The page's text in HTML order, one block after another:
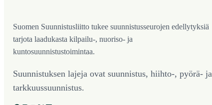
Suomen Suunnistusliitto tukee suunnistusseurojen edellytyksiä
tarjota laadukasta kilpailu-, nuoriso- ja
kuntosuunnistustoimintaa.
Suunnistuksen lajeja ovat suunnistus, hiihto-, pyörä- ja
tarkkuussuunnistus.